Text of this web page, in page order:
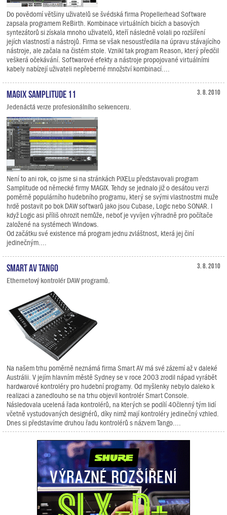
Do povědomí většiny uživatelů se švédská firma Propellerhead Software
zapsala programem ReBirth. Kombinace virtuálních bicích a basových
syntezátorů si získala mnoho uživatelů, kteří následně volali po rozšíření
jejích vlastností a nástrojů. Firma se však nesoustředila na úpravu stávajícího
nástroje, ale začala na čistém stole. Vznikl tak program Reason, který předčil
veškerá očekávání. Softwarové efekty a nástroje propojované virtuálními
kabely nabízejí uživateli nepřeberné množství kombinací....
3. 8. 2010
MAGIX Samplitude 11
Jedenáctá verze profesionálního sekvenceru.
Není to ani rok, co jsme si na stránkách PiXELu představovali program
Samplitude od německé firmy MAGIX. Tehdy se jednalo již o desátou verzi
poměrně populárního hudebního programu, který se svými vlastnostmi muže
hrdě postavit po bok DAW softwarů jako jsou Cubase, Logic nebo SONAR. I
když Logic asi příliš ohrozit nemůže, neboť je vyvíjen výhradně pro počítače
založené na systémech Windows.
Od začátku své existence má program jednu zvláštnost, která jej činí
jedinečným....
3. 8. 2010
Smart AV Tango
Ethernetový kontrolér DAW programů.
Na našem trhu poměrně neznámá firma Smart AV má své zázemí až v daleké
Austrálii. V jejím hlavním městě Sydney se v roce 2003 zrodil nápad vyrábět
hardwarové kontroléry pro hudební programy. Od myšlenky nebylo daleko k
realizaci a zanedlouho se na trhu objevil kontrolér Smart Console.
Následovala ucelená řada kontrolérů, na kterých se podílí 40členný tým lidí
včetně vystudovaných designérů, díky nimž mají kontroléry jedinečný vzhled.
Dnes si představíme druhou řadu kontrolérů s názvem Tango....